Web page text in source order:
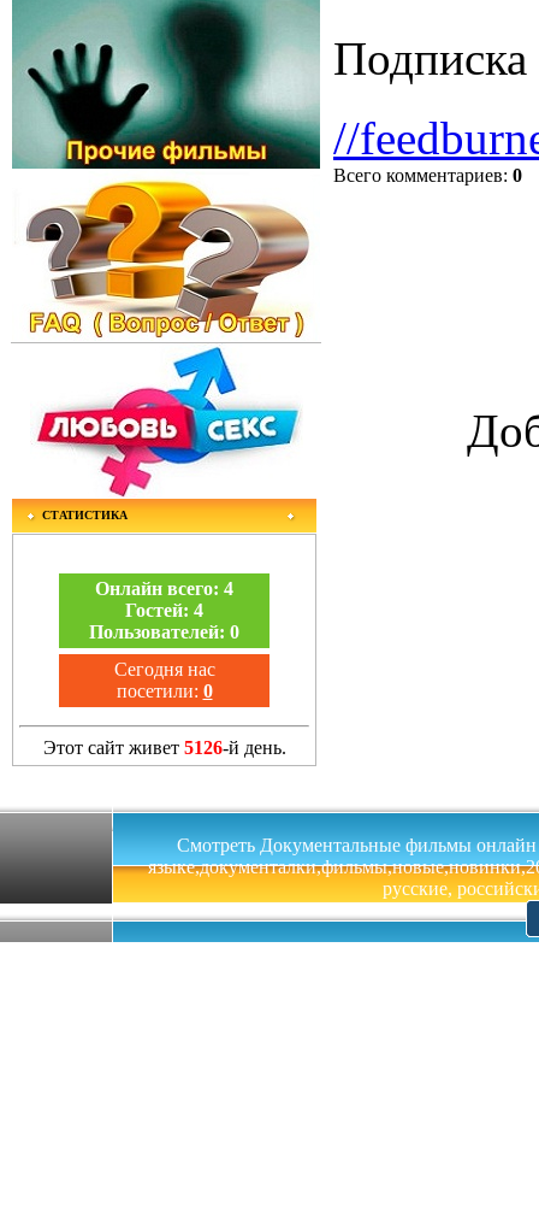
СТАТИСТИКА
Онлайн всего: 4
Гостей: 4
Пользователей: 0
Сегодня нас
посетили: 0
Этот сайт живет 5126-й день.
Подписка
//
Всего комментариев: 0
Смотреть Документальные фильмы онлайн
русские,